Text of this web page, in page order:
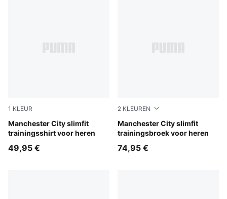
1 KLEUR
Manchester City slimfit
trainingsshirt voor heren
Dewdrop-Blue Jewel
49,95 €
2 KLEUREN
Manchester City slimfit
trainingsbroek voor heren
Blue Jewel-Dewdrop
74,95 €